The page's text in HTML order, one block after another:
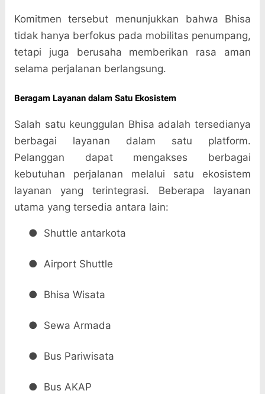
Komitmen tersebut menunjukkan bahwa Bhisa
tidak hanya berfokus pada mobilitas penumpang,
tetapi juga berusaha memberikan rasa aman
selama perjalanan berlangsung.
Beragam Layanan dalam Satu Ekosistem
Salah satu keunggulan Bhisa adalah tersedianya
berbagai layanan dalam satu platform.
Pelanggan dapat mengakses berbagai
kebutuhan perjalanan melalui satu ekosistem
layanan yang terintegrasi. Beberapa layanan
utama yang tersedia antara lain:
● Shuttle antarkota
● Airport Shuttle
● Bhisa Wisata
● Sewa Armada
● Bus Pariwisata
● Bus AKAP